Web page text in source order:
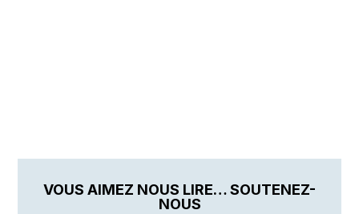
VOUS AIMEZ NOUS LIRE… SOUTENEZ-
NOUS